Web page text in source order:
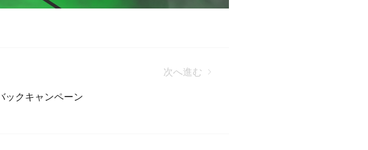
次へ進む
紹介
ックキャンペーン